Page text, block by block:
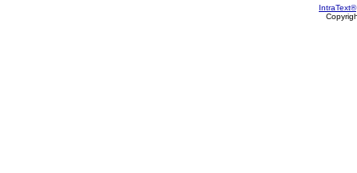
IntraText®